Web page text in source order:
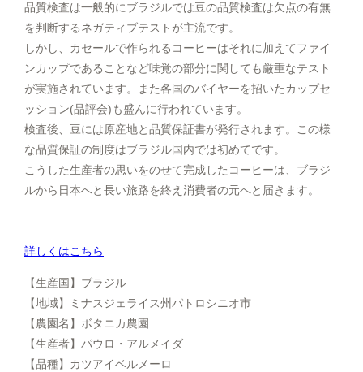
品質検査は一般的にブラジルでは豆の品質検査は欠点の有無
を判断するネガティブテストが主流です。
しかし、カセールで作られるコーヒーはそれに加えてファイ
ンカップであることなど味覚の部分に関しても厳重なテスト
が実施されています。また各国のバイヤーを招いたカップセ
ッション(品評会)も盛んに行われています。
検査後、豆には原産地と品質保証書が発行されます。この様
な品質保証の制度はブラジル国内では初めてです。
こうした生産者の思いをのせて完成したコーヒーは、ブラジ
ルから日本へと長い旅路を終え消費者の元へと届きます。
詳しくはこちら
【生産国】ブラジル
【地域】ミナスジェライス州パトロシニオ市
【農園名】ボタニカ農園
【生産者】パウロ・アルメイダ
【品種】カツアイベルメーロ